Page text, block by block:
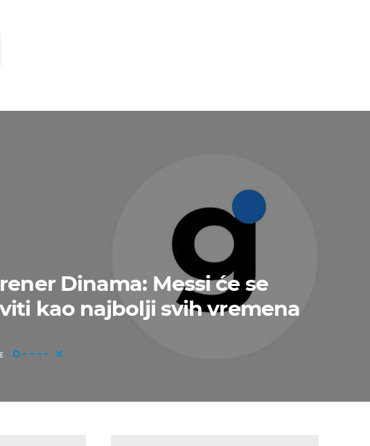
Dinama: Messi će se
kao najbolji svih vremena